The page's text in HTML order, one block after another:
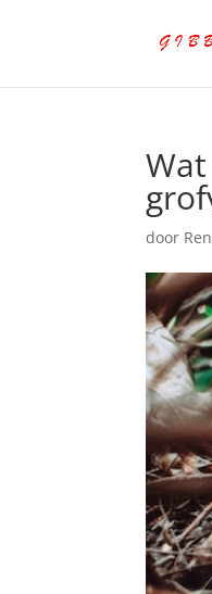
door